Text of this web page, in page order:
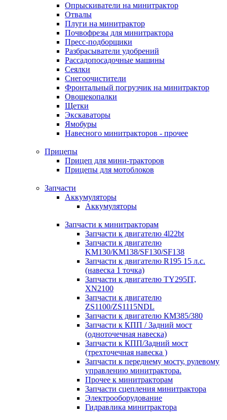
Опрыскиватели на минитрактор
Отвалы
Плуги на минитрактор
Почвофрезы для минитрактора
Пресс-подборщики
Разбрасыватели удобрений
Рассадопосадочные машины
Сеялки
Снегоочистители
Фронтальный погрузчик на минитрактор
Овощекопалки
Щетки
Экскаваторы
Ямобуры
Навесного минитракторов - прочее
Прицепы
Прицеп для мини-тракторов
Прицепы для мотоблоков
Запчасти
Аккумуляторы
Аккумуляторы
Запчасти к минитракторам
Запчасти к двигателю 4l22bt
Запчасти к двигателю
KM130/KM138/SF130/SF138
Запчасти к двигателю R195 15 л.с.
(навеска 1 точка)
Запчасти к двигателю TY295IT,
XN2100
Запчасти к двигателю
ZS1100/ZS1115NDL
Запчасти к двигателю КМ385/380
Запчасти к КПП / Задний мост
(одноточечная навеска)
Запчасти к КПП/Задний мост
(трехточечная навеска )
Запчасти к переднему мосту, рулевому
управлению минитрактора.
Прочее к минитракторам
Запчасти сцепления минитрактора
Электрооборудование
Гидравлика минитрактора